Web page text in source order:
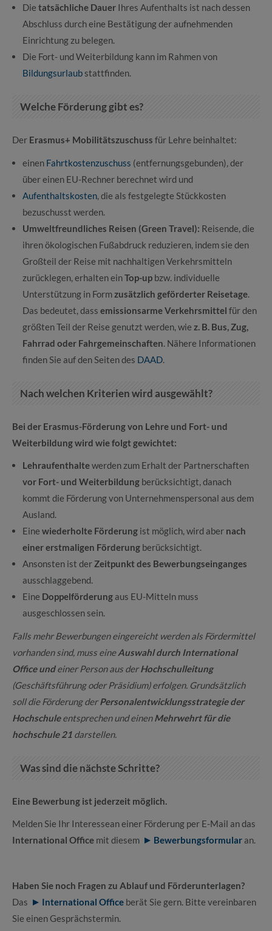
Die tatsächliche Dauer Ihres Aufenthalts ist nach dessen
Abschluss durch eine Bestätigung der aufnehmenden
Einrichtung zu belegen.
Die Fort- und Weiterbildung kann im Rahmen von
Bildungsurlaub stattfinden.
Welche Förderung gibt es?
Der Erasmus+ Mobilitätszuschuss für Lehre beinhaltet:
einen Fahrtkostenzuschuss (entfernungsgebunden), der
über einen EU-Rechner berechnet wird und
Aufenthaltskosten , die als festgelegte Stückkosten
bezuschusst werden.
Umweltfreundliches Reisen (Green Travel): Reisende, die
ihren ökologischen Fußabdruck reduzieren, indem sie den
Großteil der Reise mit nachhaltigen Verkehrsmitteln
zurücklegen, erhalten einTop-up bzw. individuelle
Unterstützung in Formzusätzlich geförderter Reisetage
Das bedeutet, dass emissionsarme Verkehrsmittel für den
größten Teil der Reise genutzt werden, wie z. B. Bus, Zug,
Fahrrad oder Fahrgemeinschaften . Nähere Informationen
finden Sie auf den Seiten des DAAD
Nach welchen Kriterien wird ausgewählt?
Bei der Erasmus-Förderung von Lehre und Fort- und
Weiterbildung wird wie folgt gewichtet:
Lehraufenthaltewerden zum Erhalt der Partnerschaften
vor Fort- und Weiterbildung berücksichtigt, danach
kommt die Förderung von Unternehmenspersonal aus dem
Ausland.
Eine wiederholte Förderung ist möglich, wird aber nach
einer erstmaligen Förderung berücksichtigt.
Ansonsten ist der Zeitpunkt des Bewerbungseinganges
ausschlaggebend.
Eine Doppelförderung aus EU-Mitteln muss
ausgeschlossen sein.
Falls mehr Bewerbungen eingereicht werden als Fördermittel
vorhanden sind, muss eineAuswahl durch International
Office undeiner Person aus derHochschulleitung
(Geschäftsführung oder Präsidium) erfolgen. Grundsätzlich
soll die Förderung derPersonalentwicklungsstrategie der
Hochschuleentsprechen und einenMehrwehrt für die
hochschule 21 darstellen.
Was sind die nächste Schritte?
Eine Bewerbung ist jederzeit möglich.
Melden Sie Ihr Interessean einer Förderung per E-Mail an das
International Office mit diesem Bewerbungsformular an.
Haben Sie noch Fragen zu Ablauf und Förderunterlagen?
Das
International Office berät Sie gern. Bitte vereinbaren
Sie einen Gesprächstermin.